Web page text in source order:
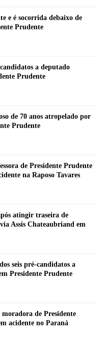
e é socorrida debaixo de
Prudente
a deputado
Prudente
de 70 anos atropelado por
Prudente
de Presidente Prudente
na Raposo Tavares
atingir traseira de
Assis Chateaubriand em
seis pré-candidatos a
Presidente Prudente
de Presidente
acidente no Paraná